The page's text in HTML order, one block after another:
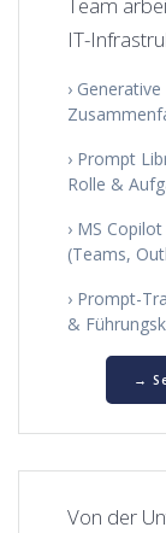
IT-
›
› Prompt
Rolle &
› MS
(Teams,
› Prompt-
&
→
Von der